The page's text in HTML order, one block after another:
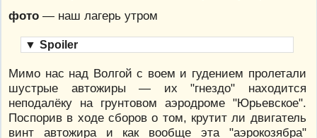
фото — наш лагерь утром
▼ Spoiler
Мимо нас над Волгой с воем и гудением пролетали
шустрые автожиры — их "гнездо" находится
неподалёку на грунтовом аэродроме "Юрьевское".
Поспорив в ходе сборов о том, крутит ли двигатель
винт автожира и как вообще эта "аэрокозябра"